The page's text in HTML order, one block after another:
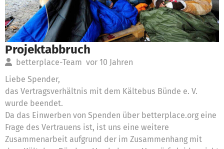
Projektabbruch
betterplace-Team vor 10 Jahren
Liebe Spender,
das Vertragsverhältnis mit dem Kältebus Bünde e. V.
wurde beendet.
Da das Einwerben von Spenden über betterplace.org eine
Frage des Vertrauens ist, ist uns eine weitere
Zusammenarbeit aufgrund der im Zusammenhang mit